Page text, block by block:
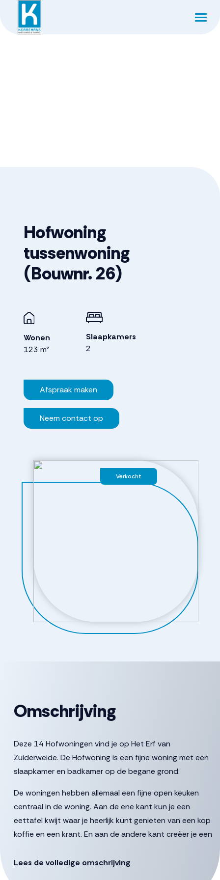
Verkocht
Hofwoning
tussenwoning
(Bouwnr. 26)
Wonen
123 m²
Slaapkamers
2
Afspraak maken
Neem contact op
Omschrijving
Deze 14 Hofwoningen vind je op Het Erf van
Zuiderweide. De Hofwoning is een fijne woning met een
slaapkamer en badkamer op de begane grond.
De woningen hebben allemaal een fijne open keuken
centraal in de woning. Aan de ene kant kun je een
eettafel kwijt waar je heerlijk kunt genieten van een kop
koffie en een krant. En aan de andere kant creëer je een
woonkamer heb je ook toegang tot de slaapkamer.
Lees de volledige omschrijving